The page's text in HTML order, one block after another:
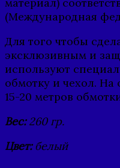
(Международная
Для того чтобы
эксклюзивным и
используют
обмотку и чехол. На
15-20 метров
Вес:260 гр.
Цвет:белый